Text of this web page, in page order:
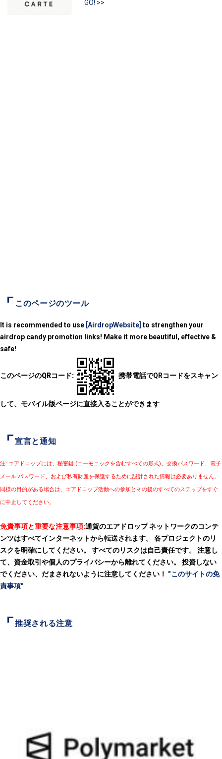
GO! >>
このページのツール
It is recommended to use [AirdropWebsite] to strengthen your
airdrop candy promotion links! Make it more beautiful, effective &
safe!
このページのQRコード: 携帯電話でQRコードをスキャン
して、モバイル版ページに直接入ることができます
宣言と通知
注: エアドロップには、秘密鍵 (ニーモニックを含むすべての形式)、交換パスワード、電子
メール パスワード、および私有財産を保護するために設計された情報は必要ありません。
同様の目的がある場合は、エアドロップ活動への参加とその後のすべてのステップをすぐ
に中止してください。
免責事項と重要な注意事項:通貨のエアドロップ ネットワークのコンテ
ンツはすべてインターネットから転送されます。 各プロジェクトのリ
スクを明確にしてください。 すべてのリスクは自己責任です。 注意し
て、資金取引や個人のプライバシーから離れてください。 投資しない
でください、だまされないように注意してください！ "このサイトの免
責事項"
推奨される注意